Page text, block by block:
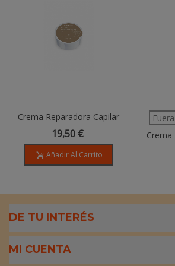
Crema Reparadora Capilar
Argán 150ml
19,50 €
Añadir Al Carrito
Crema
DE TU INTERÉS
MI CUENTA